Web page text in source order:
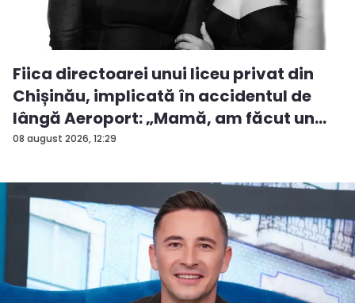
08 august 2026, 12:29
Fiica directoarei unui liceu privat din
Chișinău, implicată în accidentul de
lângă Aeroport: „Mamă, am făcut un
ac...